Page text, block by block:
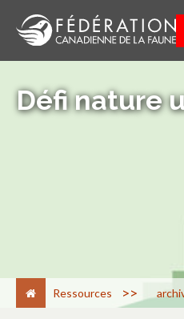
Défi nature
Ressources >